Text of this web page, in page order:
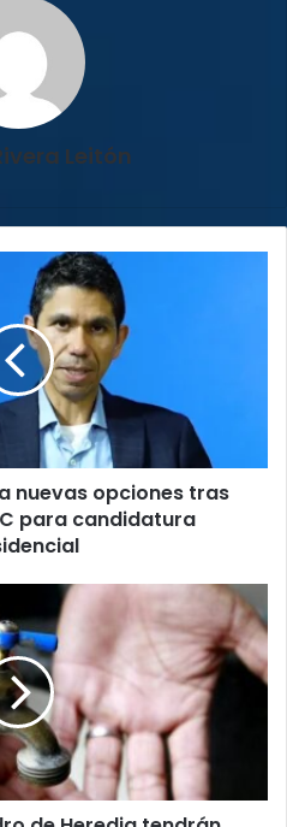
Leitón
nuevas opciones tras
para candidatura